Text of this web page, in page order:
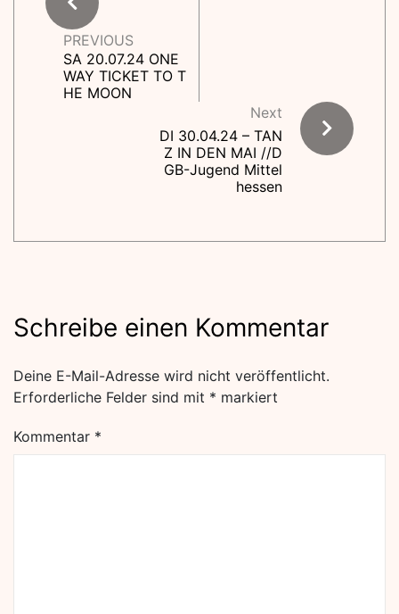
PREVIOUS
SA 20.07.24 ONE
WAY TICKET TO T
HE MOON
Next
DI 30.04.24 – TAN
Z IN DEN MAI //D
GB-Jugend Mittel
hessen
Schreibe einen Kommentar
Deine E-Mail-Adresse wird nicht veröffentlicht.
Erforderliche Felder sind mit * markiert
Kommentar *